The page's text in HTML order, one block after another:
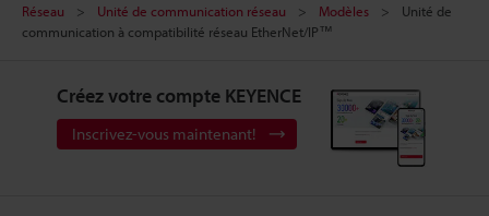
Réseau
Unité de communication réseau Modèles
Unité de
communication à compatibilité réseau EtherNet/IP™
Créez votre compte KEYENCE
Inscrivez-vous maintenant!